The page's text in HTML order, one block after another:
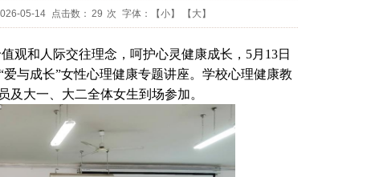
05-14 点击数： 29 次 字体： 【小】 【大】
观和人际交往理念，呵护心灵健康成长，5月13日
与成长”女性心理健康专题讲座。学校心理健康教
大一、大二全体女生到场参加。